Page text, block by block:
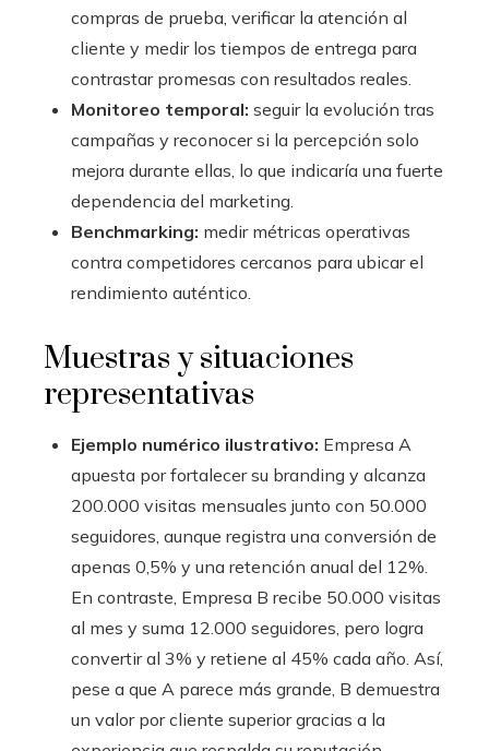
compras de prueba, verificar la atención al
cliente y medir los tiempos de entrega para
contrastar promesas con resultados reales.
Monitoreo temporal: seguir la evolución tras
campañas y reconocer si la percepción solo
mejora durante ellas, lo que indicaría una fuerte
dependencia del marketing.
Benchmarking: medir métricas operativas
contra competidores cercanos para ubicar el
rendimiento auténtico.
Muestras y situaciones
representativas
Ejemplo numérico ilustrativo: Empresa A
apuesta por fortalecer su branding y alcanza
200.000 visitas mensuales junto con 50.000
seguidores, aunque registra una conversión de
apenas 0,5% y una retención anual del 12%.
En contraste, Empresa B recibe 50.000 visitas
al mes y suma 12.000 seguidores, pero logra
convertir al 3% y retiene al 45% cada año. Así,
pese a que A parece más grande, B demuestra
un valor por cliente superior gracias a la